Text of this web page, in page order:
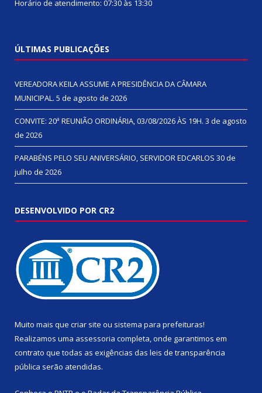
Horário de atendimento: 07:30 às 13:30
ÚLTIMAS PUBLICAÇÕES
VEREADORA KEILA ASSUME A PRESIDÊNCIA DA CÂMARA
MUNICIPAL. 5 de agosto de 2026
CONVITE: 20ª REUNIÃO ORDINÁRIA, 03/08/2026 ÀS 19H. 3 de agosto
de 2026
PARABÉNS PELO SEU ANIVERSÁRIO, SERVIDOR EDCARLOS 30 de
julho de 2026
DESENVOLVIDO POR CR2
Muito mais que criar site ou sistema para prefeituras!
Realizamos uma assessoria completa, onde garantimos em
contrato que todas as exigências das leis de transparência
pública serão atendidas.